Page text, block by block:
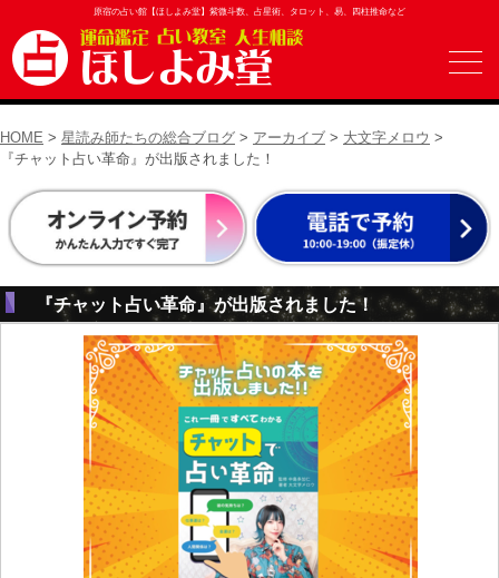
原宿の占い館【ほしよみ堂】紫微斗数、占星術、タロット、易、四柱推命など
HOME > 星読み師たちの総合ブログ > アーカイブ > 大文字メロウ >
『チャット占い革命』が出版されました！
『チャット占い革命』が出版されました！